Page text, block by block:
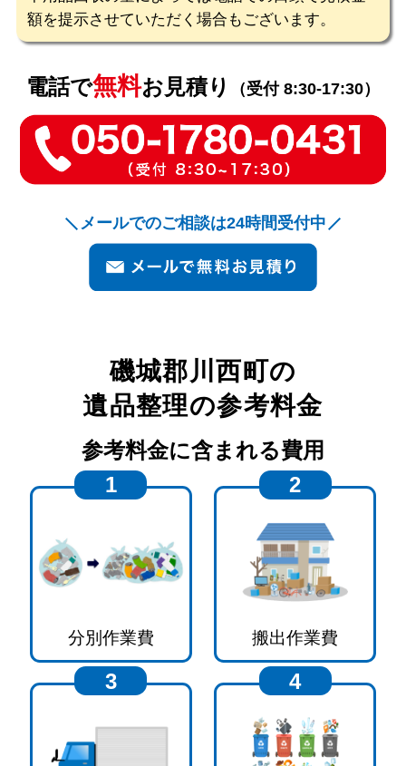
額を提示させていただく場合もございます。
電話で無料お見積り （受付 8:30-17:30）
メールでのご相談は24時間受付中
磯城郡川西町の
遺品整理の参考料金
参考料金に含まれる費用
1
分別作業費
2
搬出作業費
3 4